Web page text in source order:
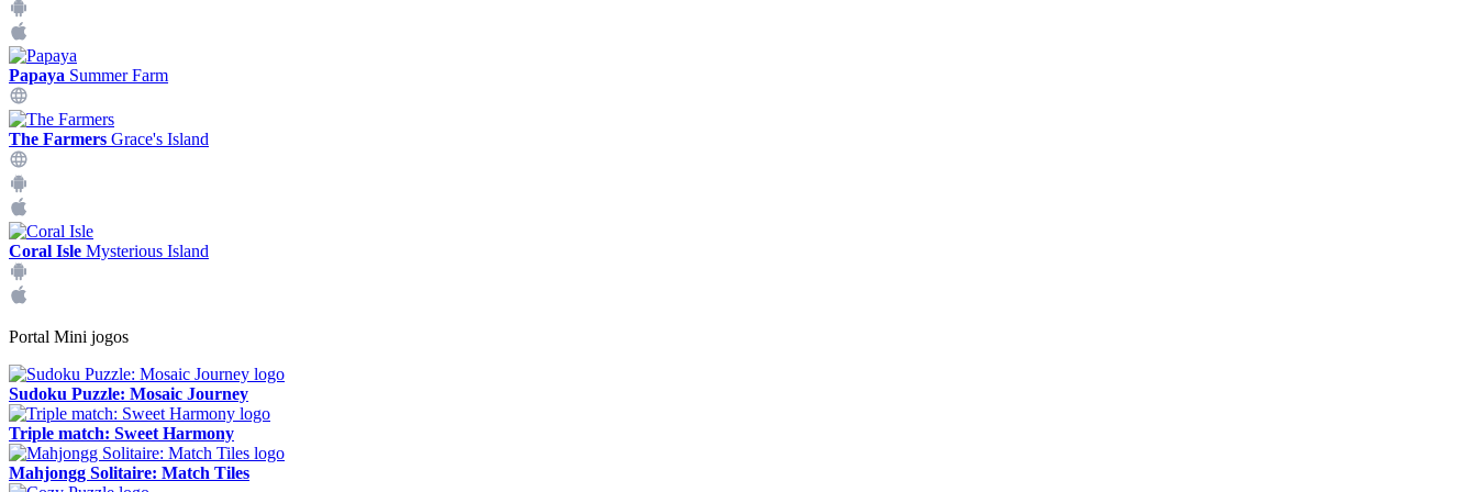
Papaya Summer Farm
The Farmers Grace's Island
Coral Isle Mysterious Island
Portal Mini jogos
Sudoku Puzzle: Mosaic Journey
Triple match: Sweet Harmony
Mahjongg Solitaire: Match Tiles